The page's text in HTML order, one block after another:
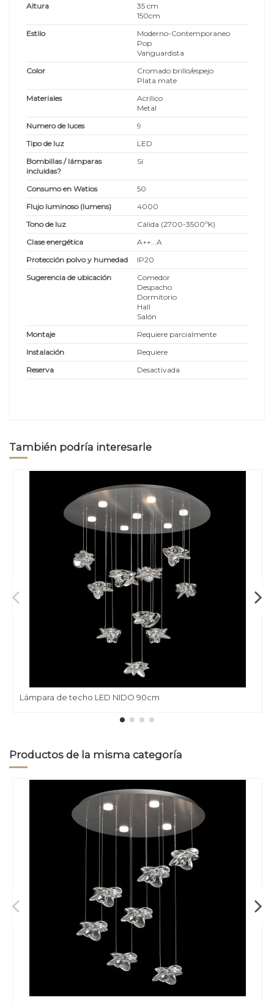
Altura
35 cm
150cm
Estilo
Moderno-Contemporaneo
Pop
Vanguardista
Color
Cromado brillo/espejo
Plata mate
Materiales
Acrílico
Metal
Numero de luces
9
Tipo de luz
LED
Bombillas / lámparas
incluidas?
Sí
Consumo en Watios
50
Flujo luminoso (lumens)
4000
Tono de luz
Cálida (2700-3500ºK)
Clase energética
A++...A
Protección polvo y humedad
IP20
Sugerencia de ubicación
Comedor
Despacho
Dormitorio
Hall
Salón
Montaje
Requiere parcialmente
Instalación
Requiere
Reserva
Desactivada
También podría interesarle
Lámpara de techo LED NIDO 90cm
Productos de la misma categoría